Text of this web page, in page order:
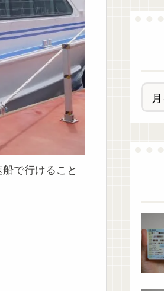
で行けること